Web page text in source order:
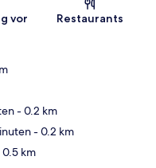
vor
Restaurants
- 0.2 km
- 0.2 km
km